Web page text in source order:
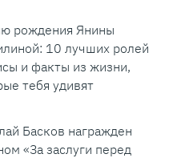
рождения Янины
10 лучших ролей
и факты из жизни,
тебя удивят
Басков награжден
«За заслуги перед